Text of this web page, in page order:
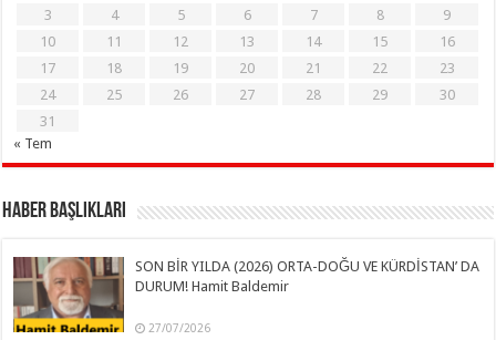
3
4 5 6 7 8
9
10
11 12 13 14 15
16
17
18 19 20 21 22
23
24
25 26 27 28 29
30
31
« Tem
Haber Başlıkları
SON BİR YILDA (2026) ORTA-DOĞU VE KÜRDİSTAN’ DA
DURUM! Hamit Baldemir
27/07/2026